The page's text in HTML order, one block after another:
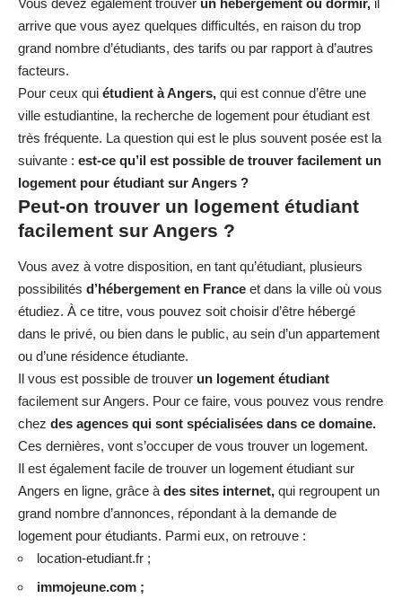
Vous devez également trouver un hébergement où dormir, il
arrive que vous ayez quelques difficultés, en raison du trop
grand nombre d’étudiants, des tarifs ou par rapport à d’autres
facteurs.
Pour ceux qui étudient à Angers, qui est connue d’être une
ville estudiantine, la recherche de logement pour étudiant est
très fréquente. La question qui est le plus souvent posée est la
suivante : est-ce qu’il est possible de trouver facilement un
logement pour étudiant sur Angers ?
Peut-on trouver un logement étudiant
facilement sur Angers ?
Vous avez à votre disposition, en tant qu’étudiant, plusieurs
possibilités d’hébergement en France et dans la ville où vous
étudiez. À ce titre, vous pouvez soit choisir d’être hébergé
dans le privé, ou bien dans le public, au sein d’un appartement
ou d’une résidence étudiante.
Il vous est possible de trouver un logement étudiant
facilement sur Angers. Pour ce faire, vous pouvez vous rendre
chez des agences qui sont spécialisées dans ce domaine.
Ces dernières, vont s’occuper de vous trouver un logement.
Il est également facile de trouver un logement étudiant sur
Angers en ligne, grâce à des sites internet, qui regroupent un
grand nombre d’annonces, répondant à la demande de
logement pour étudiants. Parmi eux, on retrouve :
location-etudiant.fr ;
immojeune.com ;